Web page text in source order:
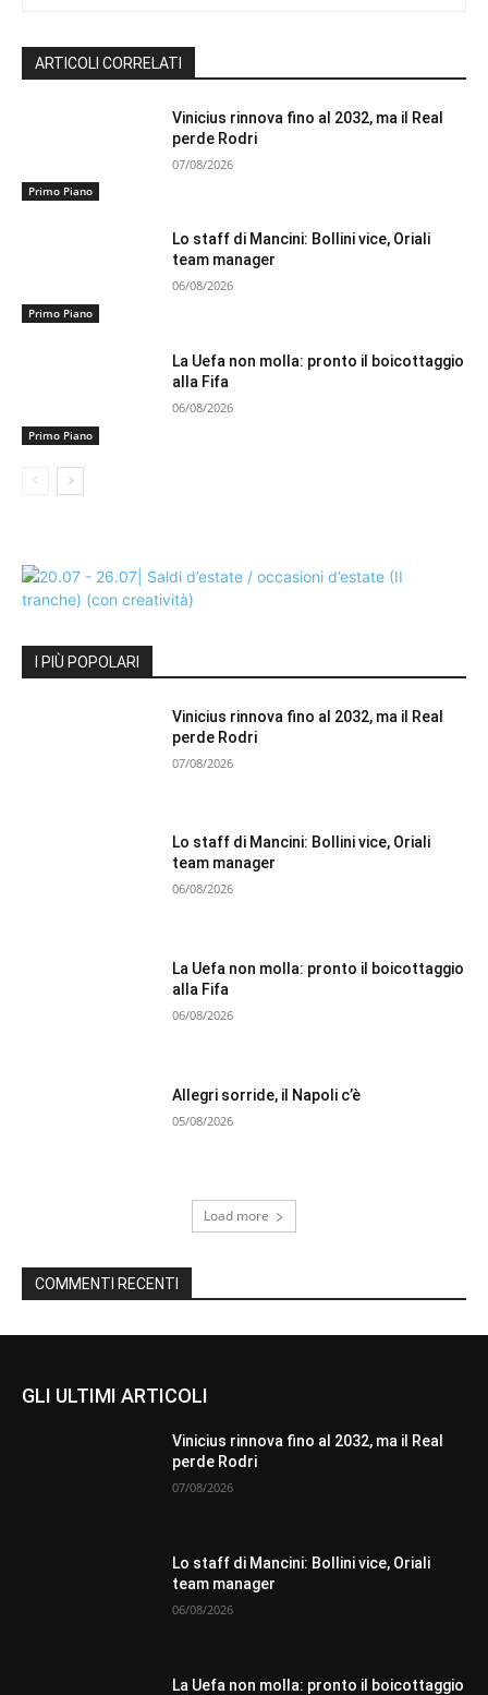
ARTICOLI CORRELATI
Primo Piano
Vinicius rinnova fino al 2032, ma il Real
perde Rodri
07/08/2026
Primo Piano
Lo staff di Mancini: Bollini vice, Oriali
team manager
06/08/2026
Primo Piano
La Uefa non molla: pronto il boicottaggio
alla Fifa
06/08/2026
I PIÙ POPOLARI
Vinicius rinnova fino al 2032, ma il Real
perde Rodri
07/08/2026
Lo staff di Mancini: Bollini vice, Oriali
team manager
06/08/2026
La Uefa non molla: pronto il boicottaggio
alla Fifa
06/08/2026
Allegri sorride, il Napoli c’è
05/08/2026
Load more
COMMENTI RECENTI
GLI ULTIMI ARTICOLI
Vinicius rinnova fino al 2032, ma il Real
perde Rodri
07/08/2026
Lo staff di Mancini: Bollini vice, Oriali
team manager
06/08/2026
La Uefa non molla: pronto il boicottaggio